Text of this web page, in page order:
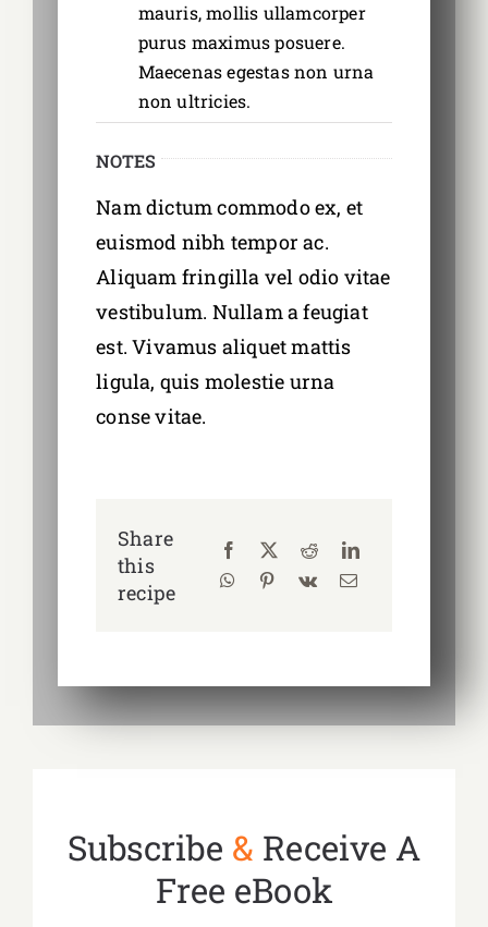
mauris, mollis ullamcorper
purus maximus posuere.
Maecenas egestas non urna
non ultricies.
NOTES
Nam dictum commodo ex, et
euismod nibh tempor ac.
Aliquam fringilla vel odio vitae
vestibulum. Nullam a feugiat
est. Vivamus aliquet mattis
ligula, quis molestie urna
conse vitae.
Share
this
recipe
Subscribe & Receive A
Free eBook